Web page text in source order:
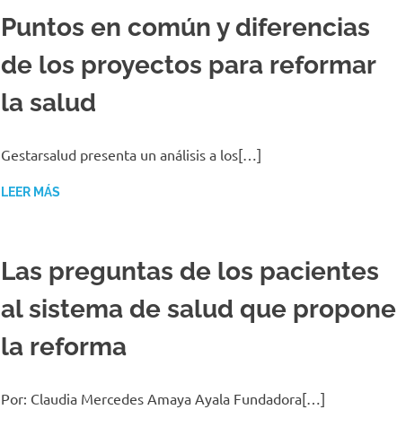
Puntos en común y diferencias
de los proyectos para reformar
la salud
Gestarsalud presenta un análisis a los[…]
LEER MÁS
Las preguntas de los pacientes
al sistema de salud que propone
la reforma
Por: Claudia Mercedes Amaya Ayala Fundadora[…]